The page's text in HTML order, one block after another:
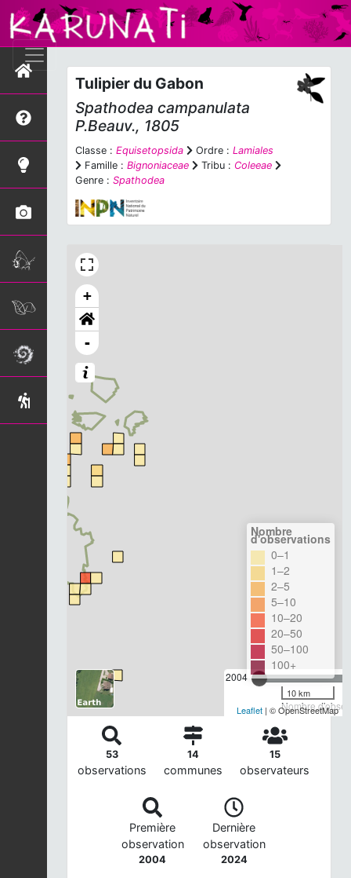
Tulipier du Gabon
Spathodea campanulata
P.Beauv., 1805
Classe : Equisetopsida Ordre : Lamiales
Famille : Bignoniaceae Tribu : Coleeae
Genre : Spathodea
+
-
2004
Nombre
Nombre
d'observations
0–1
1–2
2–5
5–10
10–20
20–50
50–100
100+
10 km
Leaflet | © OpenStreetMap
53
observations
14
communes
15
observateurs
Première
observation
2004
Dernière
observation
2024